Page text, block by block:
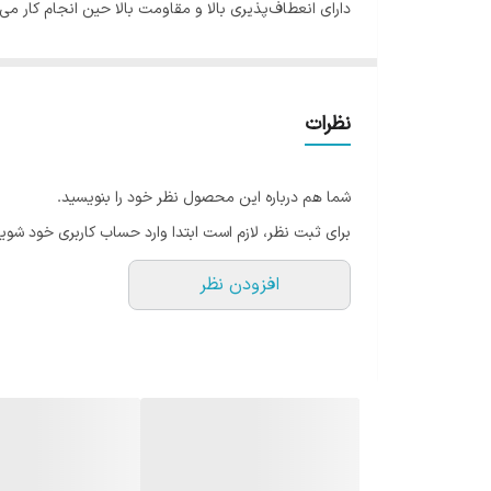
دارای انعطاف‌پذیری بالا و مقاومت بالا حین انجام کار
نظرات
شما هم درباره این محصول نظر خود را بنویسید.
برای ثبت نظر، لازم است ابتدا وارد حساب کاربری خود
افزودن نظر